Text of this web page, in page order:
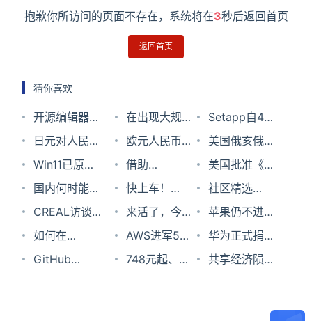
抱歉你所访问的页面不存在，系统将在3秒后返回首页
返回首页
猜你喜欢
开源编辑器
Notepad++发
布紧急安全更
新v8.9.6.1版
修复任意代码
执行漏洞
在出现大规模
数据泄露后成
人网站
Pornhub提醒
用户谨防诈骗
黑客可能会拿
数据勒索用户
Setapp自4月
25日停止家庭
版计划 无法再
通过家庭版拼
车订阅软件
日元对人民币
汇率2024年2
月1日
欧元人民币汇
率2023年8月
31日
美国俄亥俄州
发生大规模化
学事故，多家
产业链工厂或
受影响
Win11已原生
支持iCloud，
Apple照片可
一键同步和管
理了
借助
Microsoft
Azure 部署面
向未来的物联
网方案
美国批准《基
加利修正案》
国内何时能用
上手机eSIM
卡？工信部回
应了
快上车！
Power
Platform开发
者盛宴就等你
社区精选
|Vue项目之使
用
EditorConfig,
CREAL访谈：
将推出光场验
光方案，AR眼
来活了，今天
擦键盘。和猫
咪有什么关
苹果仍不进元
宇宙
如何在
Windows 下
AWS进军5G
专网市场 超易
华为正式捐赠
欧拉：操作系
GitHub
748元起、可
共享经济陨落